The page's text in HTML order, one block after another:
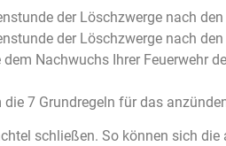
der Löschzwerge nach
der Löschzwerge nach
Nachwuchs Ihrer Feuerwehr
7 Grundregeln für das
schließen. So können sich